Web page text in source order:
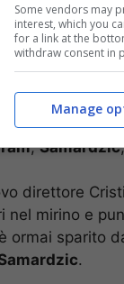
nel mirino
Ci sarà una
corso. Per
,Samardzic
direttore
nel mirino e
ormai sparito
.
Some vendors may
interest, which you
for a link at the
withdraw consent in
Manage